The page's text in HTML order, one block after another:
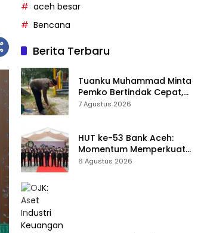
aceh besar
Bencana
Berita Terbaru
Tuanku Muhammad Minta
Pemko Bertindak Cepat,
Taman Meuraxa Tak Boleh Jadi
7 Agustus 2026
HUT ke-53 Bank Aceh:
Momentum Memperkuat
Amanah, Menumbuhkan
6 Agustus 2026